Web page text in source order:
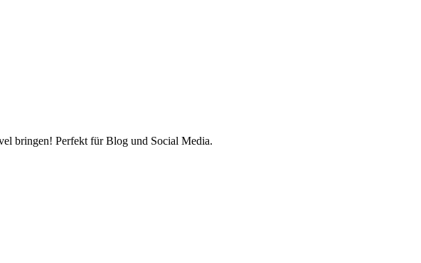
bringen! Perfekt für Blog und Social Media.